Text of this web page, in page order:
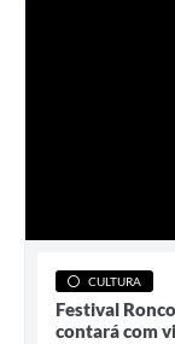
CULTURA
Festival
contará com